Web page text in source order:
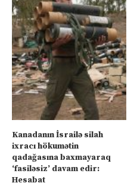
Kanadanın İsrailə silah
ixracı hökumətin
qadağasına baxmayaraq
‘fasiləsiz’ davam edir:
Hesabat